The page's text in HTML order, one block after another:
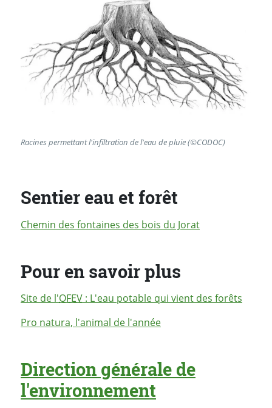
Racines permettant l'infiltration de l'eau de pluie (©CODOC)
Sentier eau et forêt
Chemin des fontaines des bois du Jorat
Pour en savoir plus
Site de l'OFEV : L'eau potable qui vient des forêts
Pro natura, l'animal de l'année
Direction générale de
l'environnement